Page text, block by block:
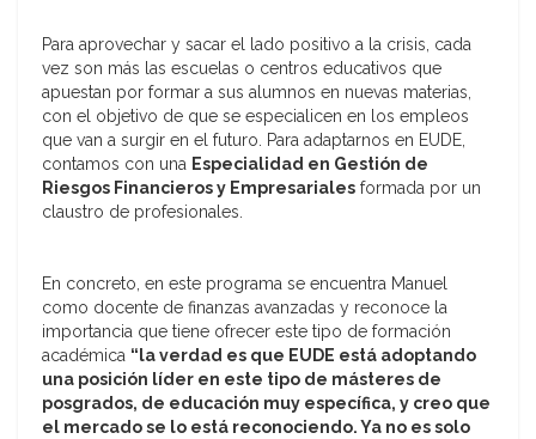
Para aprovechar y sacar el lado positivo a la crisis, cada
vez son más las escuelas o centros educativos que
apuestan por formar a sus alumnos en nuevas materias,
con el objetivo de que se especialicen en los empleos
que van a surgir en el futuro. Para adaptarnos en EUDE,
contamos con una Especialidad en Gestión de
Riesgos Financieros y Empresariales formada por un
claustro de profesionales.
En concreto, en este programa se encuentra Manuel
como docente de finanzas avanzadas y reconoce la
importancia que tiene ofrecer este tipo de formación
académica “la verdad es que EUDE está adoptando
una posición líder en este tipo de másteres de
posgrados, de educación muy específica, y creo que
el mercado se lo está reconociendo. Ya no es solo